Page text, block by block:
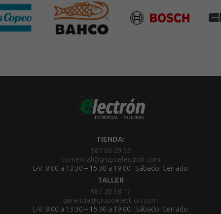
TIENDA:
987 80 29 55
comercial@grupoelectron.com
L-V: 8:00 a 13:30 – 15:30 a 19:00 | Sábado: Cerrado
TALLER
987 20 18 17
gerencia@grupoelectron.com
L-V: 8:00 a 13:30 – 15:30 a 19:00 | Sábado: Cerrado